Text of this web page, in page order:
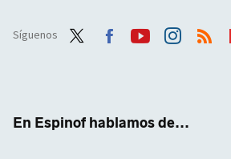
Síguenos
En Espinof hablamos de...